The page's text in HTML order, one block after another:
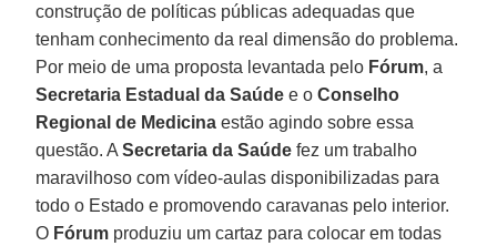
construção de políticas públicas adequadas que
tenham conhecimento da real dimensão do problema.
Por meio de uma proposta levantada pelo Fórum, a
Secretaria Estadual da Saúde e oConselho
Regional de Medicina estão agindo sobre essa
questão. ASecretaria da Saúde fez um trabalho
maravilhoso com vídeo-aulas disponibilizadas para
todo o Estado e promovendo caravanas pelo interior.
O Fórum produziu um cartaz para colocar em todas